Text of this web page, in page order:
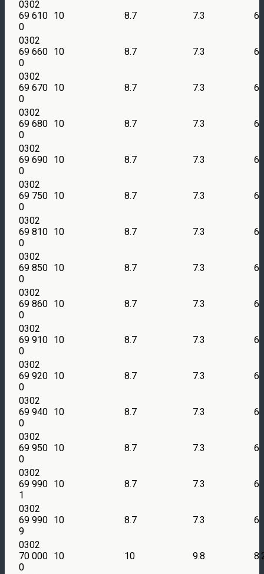
0302
69 610
0
10 8.7 7.3 6
0302
69 660
0
10 8.7 7.3 6
0302
69 670
0
10 8.7 7.3 6
0302
69 680
0
10 8.7 7.3 6
0302
69 690
0
10 8.7 7.3 6
0302
69 750
0
10 8.7 7.3 6
0302
69 810
0
10 8.7 7.3 6
0302
69 850
0
10 8.7 7.3 6
0302
69 860
0
10 8.7 7.3 6
0302
69 910
0
10 8.7 7.3 6
0302
69 920
0
10 8.7 7.3 6
0302
69 940
0
10 8.7 7.3 6
0302
69 950
0
10 8.7 7.3 6
0302
69 990
1
10 8.7 7.3 6
0302
69 990
9
10 8.7 7.3 6
0302
70 000
0
10 10 9.8